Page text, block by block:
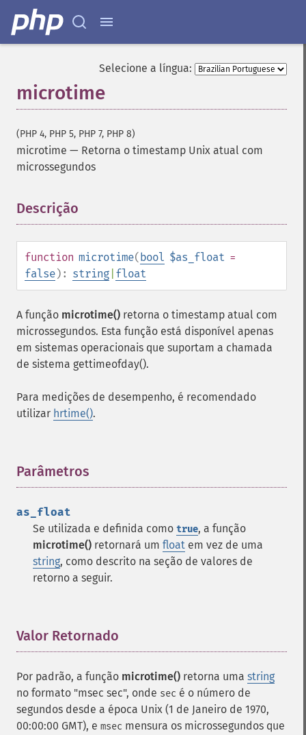
Selecione a língua:
microtime
(PHP 4, PHP 5, PHP 7, PHP 8)
microtime — Retorna o timestamp Unix atual com
microssegundos
Descrição
function microtime(bool $as_float =
false): string float
A função microtime() retorna o timestamp atual com
microssegundos. Esta função está disponível apenas
em sistemas operacionais que suportam a chamada
de sistema gettimeofday().
Para medições de desempenho, é recomendado
utilizar hrtime().
Parâmetros
as_float
Se utilizada e definida como true, a função
microtime() retornará um float em vez de uma
string, como descrito na seção de valores de
retorno a seguir.
Valor Retornado
Por padrão, a função microtime() retorna uma string
no formato "msec sec", onde sec é o número de
segundos desde a época Unix (1 de Janeiro de 1970,
00:00:00 GMT), e msec mensura os microssegundos que